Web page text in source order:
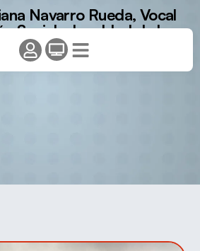
Navarro Rueda, Vocal
Social e Igualdad de la
de Montañismo